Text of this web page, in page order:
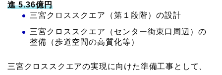
進 5.36億円
三宮クロススクエア（第１段階）の設計
三宮クロススクエア（センター街東⼝周辺）の
整備（歩道空間の⾼質化等）
三宮クロススクエアの実現に向けた準備工事として、